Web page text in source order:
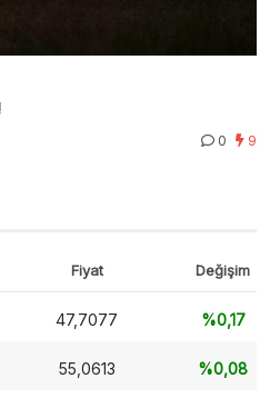
0 9
Fiyat Değişim
47,7077 %0,17
55,0613 %0,08